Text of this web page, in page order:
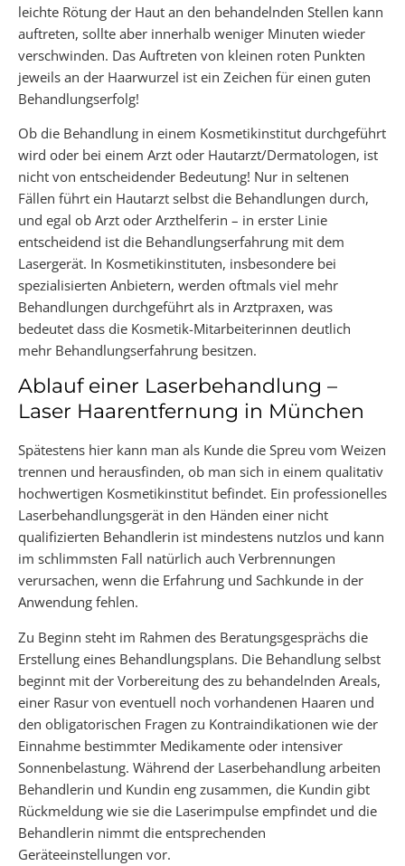
leichte Rötung der Haut an den behandelnden Stellen kann
auftreten, sollte aber innerhalb weniger Minuten wieder
verschwinden. Das Auftreten von kleinen roten Punkten
jeweils an der Haarwurzel ist ein Zeichen für einen guten
Behandlungserfolg!
Ob die Behandlung in einem Kosmetikinstitut durchgeführt
wird oder bei einem Arzt oder Hautarzt/Dermatologen, ist
nicht von entscheidender Bedeutung! Nur in seltenen
Fällen führt ein Hautarzt selbst die Behandlungen durch,
und egal ob Arzt oder Arzthelferin – in erster Linie
entscheidend ist die Behandlungserfahrung mit dem
Lasergerät. In Kosmetikinstituten, insbesondere bei
spezialisierten Anbietern, werden oftmals viel mehr
Behandlungen durchgeführt als in Arztpraxen, was
bedeutet dass die Kosmetik-Mitarbeiterinnen deutlich
mehr Behandlungserfahrung besitzen.
Ablauf einer Laserbehandlung –
Laser Haarentfernung in München
Spätestens hier kann man als Kunde die Spreu vom Weizen
trennen und herausfinden, ob man sich in einem qualitativ
hochwertigen Kosmetikinstitut befindet. Ein professionelles
Laserbehandlungsgerät in den Händen einer nicht
qualifizierten Behandlerin ist mindestens nutzlos und kann
im schlimmsten Fall natürlich auch Verbrennungen
verursachen, wenn die Erfahrung und Sachkunde in der
Anwendung fehlen.
Zu Beginn steht im Rahmen des Beratungsgesprächs die
Erstellung eines Behandlungsplans. Die Behandlung selbst
beginnt mit der Vorbereitung des zu behandelnden Areals,
einer Rasur von eventuell noch vorhandenen Haaren und
den obligatorischen Fragen zu Kontraindikationen wie der
Einnahme bestimmter Medikamente oder intensiver
Sonnenbelastung. Während der Laserbehandlung arbeiten
Behandlerin und Kundin eng zusammen, die Kundin gibt
Rückmeldung wie sie die Laserimpulse empfindet und die
Behandlerin nimmt die entsprechenden
Geräteeinstellungen vor.